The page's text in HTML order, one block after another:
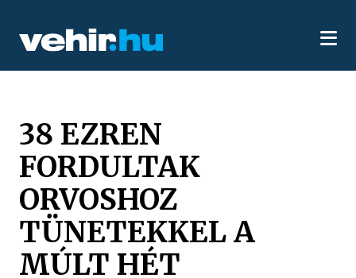
38 EZREN
FORDULTAK
ORVOSHOZ
TÜNETEKKEL A
MÚLT HÉT